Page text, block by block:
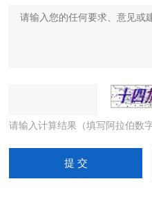
请输入计算结果（填写阿拉伯数